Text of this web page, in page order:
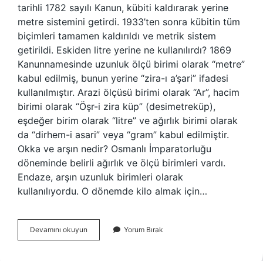
tarihli 1782 sayılı Kanun, kübiti kaldırarak yerine
metre sistemini getirdi. 1933’ten sonra kübitin tüm
biçimleri tamamen kaldırıldı ve metrik sistem
getirildi. Eskiden litre yerine ne kullanılırdı? 1869
Kanunnamesinde uzunluk ölçü birimi olarak “metre”
kabul edilmiş, bunun yerine “zira-ı a’şari” ifadesi
kullanılmıştır. Arazi ölçüsü birimi olarak “Ar”, hacim
birimi olarak “Öşr-i zira küp” (desimetreküp),
eşdeğer birim olarak “litre” ve ağırlık birimi olarak
da “dirhem-i asari” veya “gram” kabul edilmiştir.
Okka ve arşın nedir? Osmanlı İmparatorluğu
döneminde belirli ağırlık ve ölçü birimleri vardı.
Endaze, arşın uzunluk birimleri olarak
kullanılıyordu. O dönemde kilo almak için…
Devamını okuyun
Yerine
Yorum Bırak